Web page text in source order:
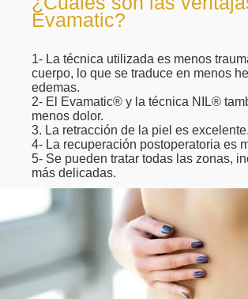
¿Cuáles son las
1- La técnica utilizada es menos
cuerpo, lo que se traduce en menos
edemas.
2- El Evamatic® y la técnica NIL®
menos dolor.
3. La retracción de la piel es
4- La recuperación postoperatoria es